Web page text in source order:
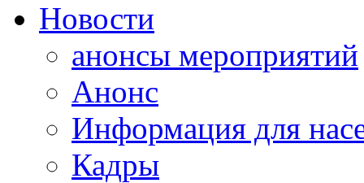
Новости
анонсы мероприятий
Анонс
Информация для
Кадры